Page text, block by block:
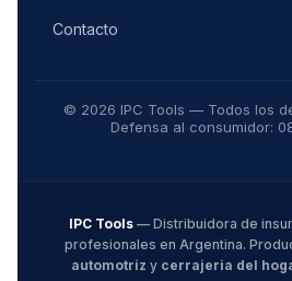
Contacto
© 2026 IPC Tools — Todos los
Defensa al consumidor:
IPC Tools — Distribuidora de
profesionales en Argentina.
automotriz y cerrajeria del